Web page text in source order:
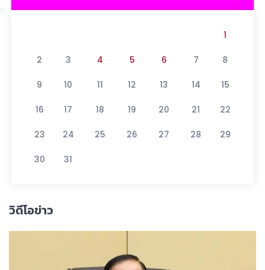
1
2 3 4 5 6 7 8
9 10 11 12 13 14 15
16 17 18 19 20 21 22
23 24 25 26 27 28 29
30 31
วิดีโอข่าว